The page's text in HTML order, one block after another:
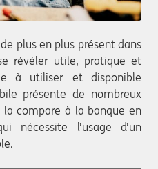
plus en plus présent dans
révéler utile, pratique et
à utiliser et disponible
présente de nombreux
compare à la banque en
nécessite l’usage d’un